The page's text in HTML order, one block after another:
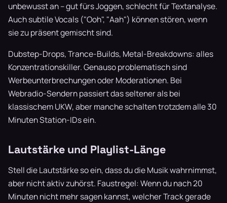
unbewusst an – gut fürs Joggen, schlecht für Textanalyse.
Auch subtile Vocals ("Ooh", "Aah") können stören, wenn
sie zu präsent gemischt sind.
Dubstep-Drops, Trance-Builds, Metal-Breakdowns: alles
Konzentrationskiller. Genauso problematisch sind
Werbeunterbrechungen oder Moderationen. Bei
Webradio-Sendern passiert das seltener als bei
klassischem UKW, aber manche schalten trotzdem alle 30
Minuten Station-IDs ein.
Lautstärke und Playlist-Länge
Stell die Lautstärke so ein, dass du die Musik wahrnimmst,
aber nicht aktiv zuhörst. Faustregel: Wenn du nach 20
Minuten nicht mehr sagen kannst, welcher Track gerade